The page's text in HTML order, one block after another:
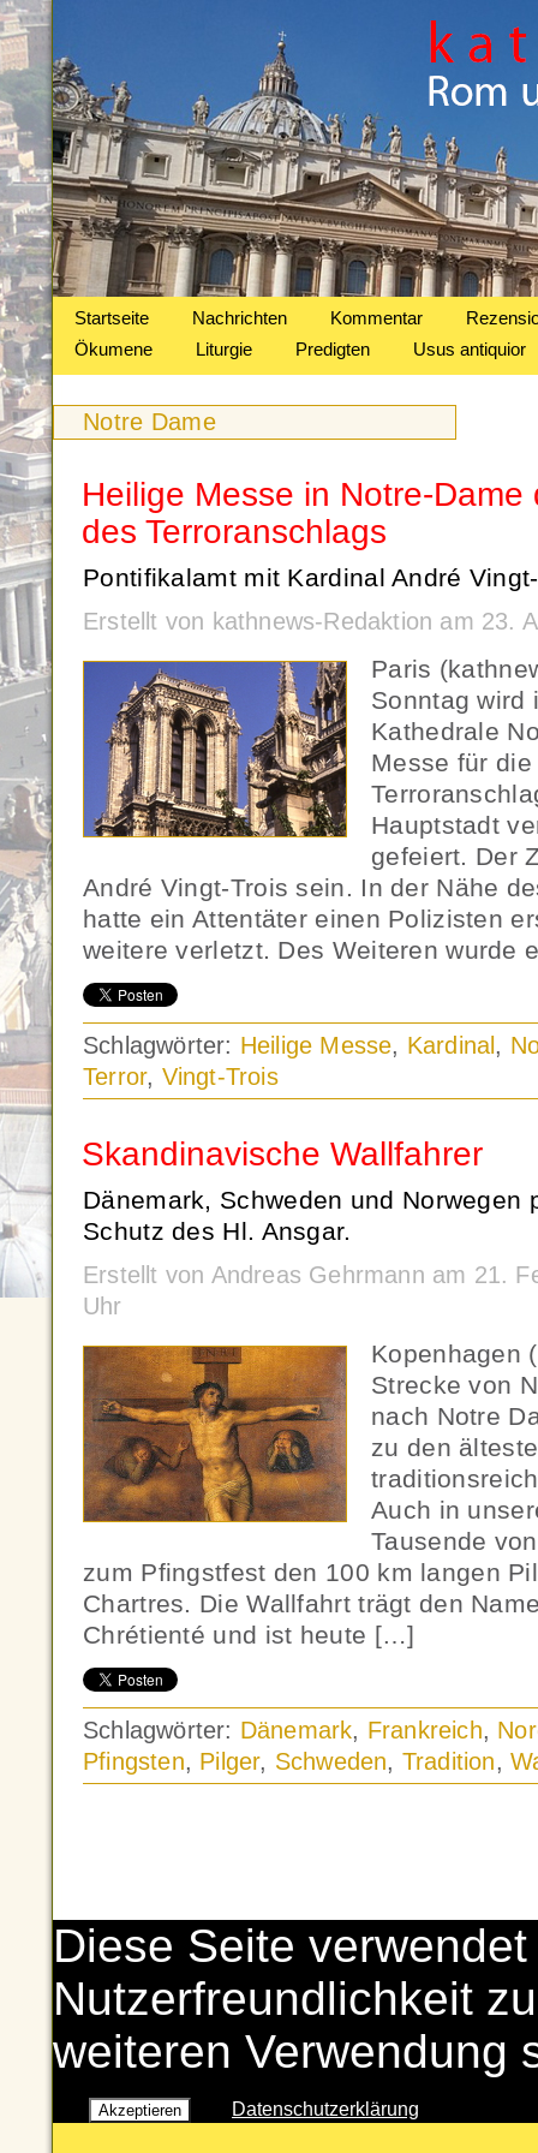
Startseite Nachrichten Kommentar
Ökumene
Liturgie Predigten Usus antiquior
Notre Dame
Heilige Messe in Notre-
des Terroranschlags
Pontifikalamt mit Kardinal André
Erstellt von kathnews-Redaktion am 23.
Paris
Sonntag wird
Kathedrale
Messe für
Hauptstadt
gefeiert. Der
André Vingt-Trois sein. In der Nähe
hatte ein Attentäter einen Polizisten
weitere verletzt. Des Weiteren wurde
Schlagwörter: Heilige Messe, Kardinal ,
Terror, Vingt-Trois
Skandinavische Wallfahrer
Dänemark, Schweden und Norwegen
Schutz des Hl. Ansgar.
Erstellt von Andreas Gehrmann am 21.
Uhr
Kopenhagen
Strecke von
nach Notre
zu den
Auch in
Tausende
zum Pfingstfest den 100 km langen
Chartres. Die Wallfahrt trägt den
Chrétienté und ist heute […]
Schlagwörter: Dänemark, Frankreich,
Pfingsten, Pilger, Schweden, Tradition,
Diese Seite
Nutzerfreundlichkeit
weiteren Verwendung
Akzeptieren Datenschutzerklärung